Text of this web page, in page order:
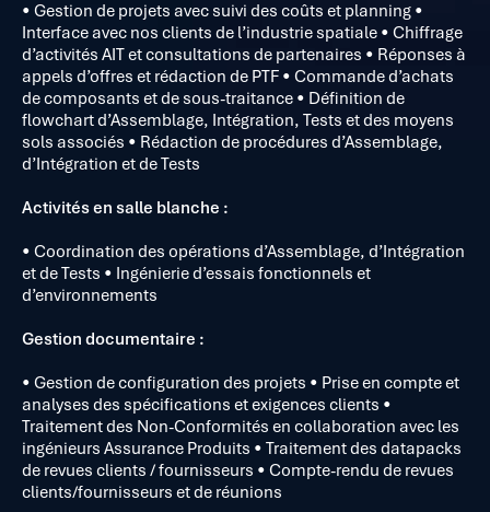
• Gestion de projets avec suivi des coûts et planning •
Interface avec nos clients de l’industrie spatiale • Chiffrage
d’activités AIT et consultations de partenaires • Réponses à
appels d’offres et rédaction de PTF • Commande d’achats
de composants et de sous-traitance • Définition de
flowchart d’Assemblage, Intégration, Tests et des moyens
sols associés • Rédaction de procédures d’Assemblage,
d’Intégration et de Tests
Activités en salle blanche :
• Coordination des opérations d’Assemblage, d’Intégration
et de Tests • Ingénierie d’essais fonctionnels et
d’environnements
Gestion documentaire :
• Gestion de configuration des projets • Prise en compte et
analyses des spécifications et exigences clients •
Traitement des Non-Conformités en collaboration avec les
ingénieurs Assurance Produits • Traitement des datapacks
de revues clients / fournisseurs • Compte-rendu de revues
clients/fournisseurs et de réunions